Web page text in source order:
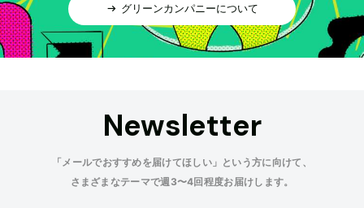
グリーンカンパニーについて
Newsletter
「メールでおすすめを届けてほしい」という方に向けて、
さまざまなテーマで週3〜4回程度お届けします。